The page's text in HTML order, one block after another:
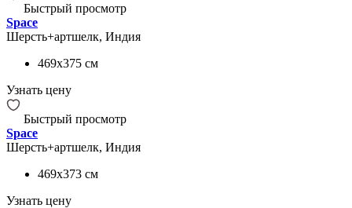
Быстрый просмотр
Space
Шерсть+артшелк, Индия
469x375 см
Узнать цену
Быстрый просмотр
Space
Шерсть+артшелк, Индия
469x373 см
Узнать цену